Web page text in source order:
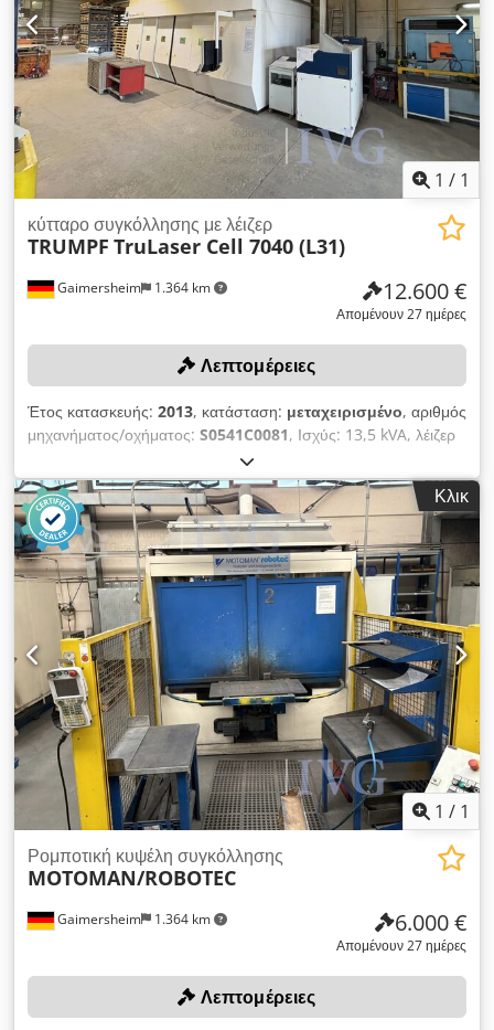
1 / 1
Gaimersheim 1.364 km
κύτταρο συγκόλλησης με λέιζερ
TRUMPF TruLaser Cell 7040 (L31)
12.600 €
Απομένουν 27 ημέρες
Λεπτομέρειες
Έτος κατασκευής: 2013, κατάσταση: μεταχειρισμένο, αριθμός
μηχανήματος/οχήματος: S0541C0081, Ισχύς: 13,5 kVA, λέιζερ
ινών TRUMPF TruDisc 3001, αριθμός: L3211M0613S, έτος
κατασκευής: 2013, ισχύς λέιζερ: 3.000 W, συνολική ισχύς: 20
kVA, ξεχωριστός πίνακας ελέγχου RITTAL, με μονάδα ψύξης
RIEDEL, μονάδα ελέγχου, 2 θέσεις εργασίας, συνολικές ώρες
λειτουργίας (Νοέμβριος 2025): 71.954 ώρες, ώρες λειτουργίας
λέιζερ: 55.034 ώρες. Credpfx Aozqzcxsp Ijf
Κλικ
1 / 1
Gaimersheim 1.364 km
Ρομποτική κυψέλη συγκόλλησης
MOTOMAN/ROBOTEC
6.000 €
Απομένουν 27 ημέρες
Λεπτομέρειες